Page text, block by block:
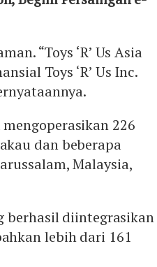
“Toys ‘R’ Us Asia
Toys ‘R’ Us Inc.
226
dan beberapa
Malaysia,
berhasil diintegrasikan
lebih dari 161